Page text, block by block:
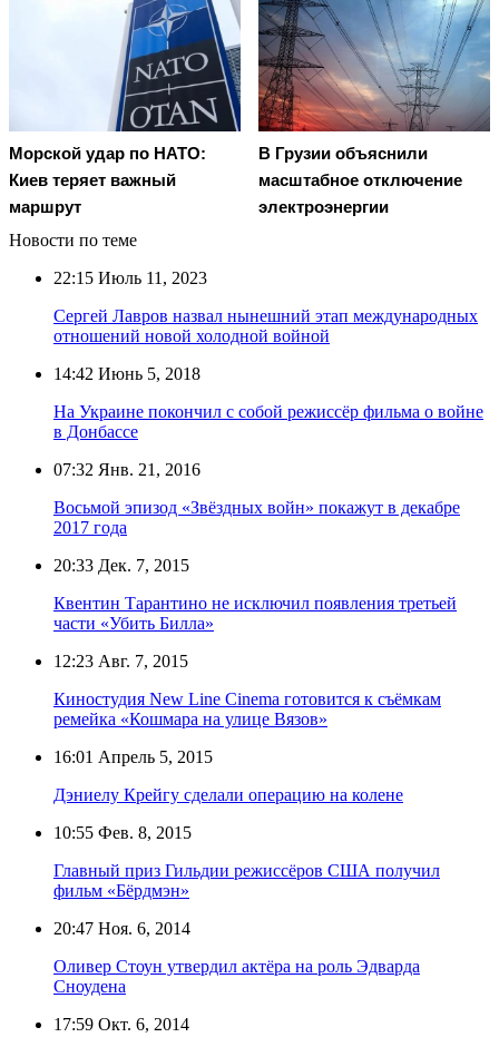
Морской удар по НАТО:
Киев теряет важный
маршрут
В Грузии объяснили
масштабное отключение
электроэнергии
Новости по теме
22:15 Июль 11, 2023
Сергей Лавров назвал нынешний этап международных
отношений новой холодной войной
14:42 Июнь 5, 2018
На Украине покончил с собой режиссёр фильма о войне
в Донбассе
07:32 Янв. 21, 2016
Восьмой эпизод «Звёздных войн» покажут в декабре
2017 года
20:33 Дек. 7, 2015
Квентин Тарантино не исключил появления третьей
части «Убить Билла»
12:23 Авг. 7, 2015
Киностудия New Line Cinema готовится к съёмкам
ремейка «Кошмара на улице Вязов»
16:01 Апрель 5, 2015
Дэниелу Крейгу сделали операцию на колене
10:55 Фев. 8, 2015
Главный приз Гильдии режиссёров США получил
фильм «Бёрдмэн»
20:47 Ноя. 6, 2014
Оливер Стоун утвердил актёра на роль Эдварда
Сноудена
17:59 Окт. 6, 2014